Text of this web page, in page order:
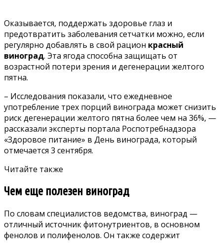
Оказывается, поддержать здоровье глаз и
предотвратить заболевания сетчатки можно, если
регулярно добавлять в свой рацион красный
виноград. Эта ягода способна защищать от
возрастной потери зрения и дегенерации желтого
пятна.
– Исследования показали, что ежедневное
употребление трех порций винограда может снизить
риск дегенерации желтого пятна более чем на 36%, —
рассказали эксперты портала Роспотребнадзора
«Здоровое питание» в День винограда, который
отмечается 3 сентября.
Читайте также
Чем еще полезен виноград
По словам специалистов ведомства, виноград —
отличный источник фитонутриентов, в основном
фенолов и полифенолов. Он также содержит